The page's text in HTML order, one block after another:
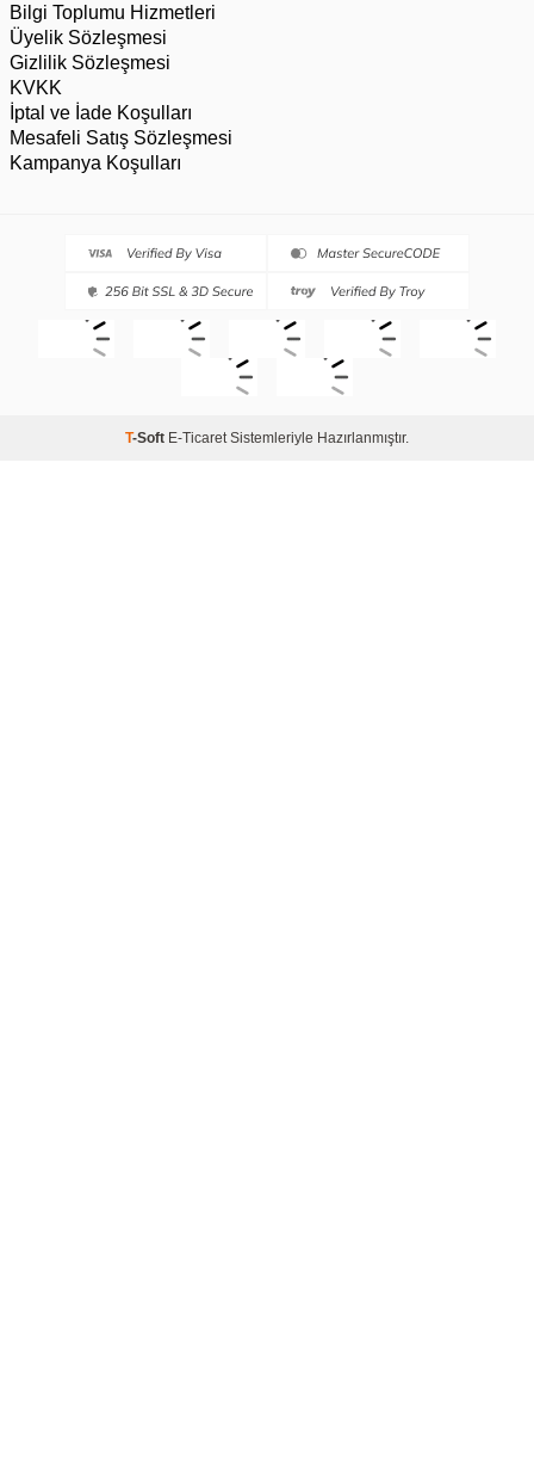
Bilgi Toplumu Hizmetleri
Üyelik Sözleşmesi
Gizlilik Sözleşmesi
KVKK
İptal ve İade Koşulları
Mesafeli Satış Sözleşmesi
Kampanya Koşulları
T-Soft E-Ticaret Sistemleriyle Hazırlanmıştır.